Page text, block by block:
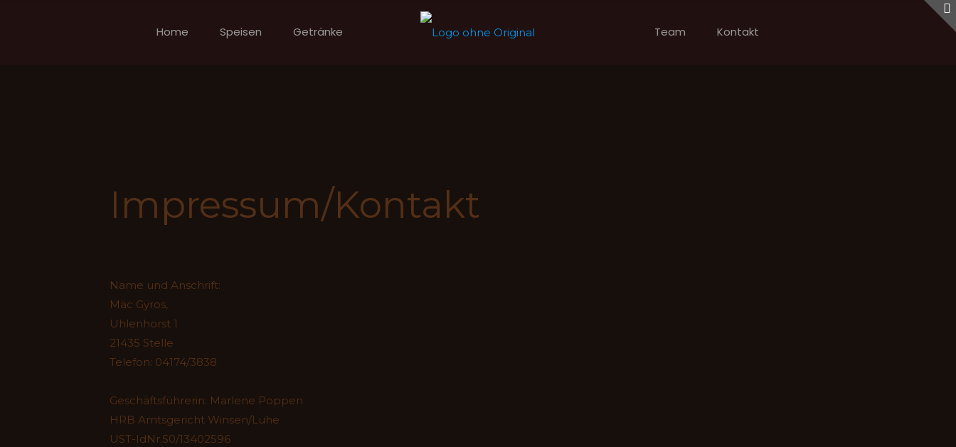
Home Speisen Getränke Team Kontakt
Impressum/Kontakt
Name und Anschrift:
Mäc Gyros,
Uhlenhorst 1
21435 Stelle
Telefon: 04174/3838
Geschäftsführerin: Marlene Poppen
HRB Amtsgericht Winsen/Luhe
UST-IdNr.50/13402596